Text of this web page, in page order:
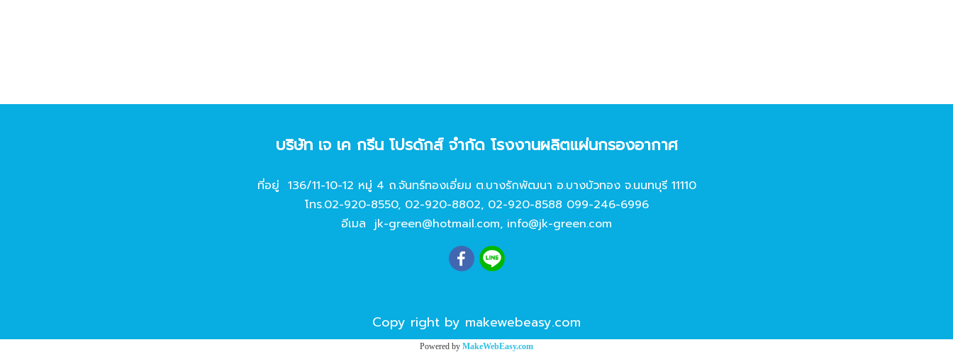
บริษัท เจ เค กรีน โปรดักส์ จํากัด โรงงานผลิตแผ่นกรองอากาศ
ที่อยู่ 136/11-10-12 หมู่ 4 ถ.จันทร์ทองเอี่ยม ต.บางรักพัฒนา อ.บางบัวทอง จ.นนทบุรี 11110
โทร.02-920-8550, 02-920-8802, 02-920-8588 099-246-6996
อีเมล jk-green@hotmail.com, info@jk-green.com
Copy right by makewebeasy.com
Powered by MakeWebEasy.com